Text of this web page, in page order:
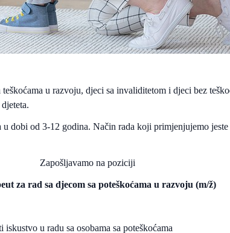
u razvoju, djeci sa invaliditetom i djeci bez
dobi od 3-12 godina. Način rada koji primjenjujemo
Zapošljavamo na poziciji
za rad sa djecom sa poteškoćama u razvoju (m/ž)
u radu sa osobama sa poteškoćama